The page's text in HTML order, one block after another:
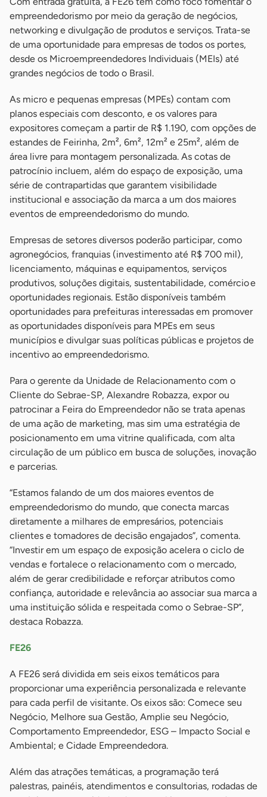
empreendedorismo por meio da geração de negócios,
networking e divulgação de produtos e serviços. Trata-se
de uma oportunidade para empresas de todos os portes,
desde os Microempreendedores Individuais (MEIs) até
grandes negócios de todo o Brasil.
As micro e pequenas empresas (MPEs) contam com
planos especiais com desconto, e os valores para
expositores começam a partir de R$ 1.190, com opções de
estandes de Feirinha, 2m², 6m², 12m² e 25m², além de
área livre para montagem personalizada. As cotas de
patrocínio incluem, além do espaço de exposição, uma
série de contrapartidas que garantem visibilidade
institucional e associação da marca a um dos maiores
eventos de empreendedorismo do mundo.
Empresas de setores diversos poderão participar, como
agronegócios, franquias (investimento até R$ 700 mil),
licenciamento, máquinas e equipamentos, serviços
produtivos, soluções digitais, sustentabilidade, comércio e
oportunidades regionais. Estão disponíveis também
oportunidades para prefeituras interessadas em promover
as oportunidades disponíveis para MPEs em seus
municípios e divulgar suas políticas públicas e projetos de
incentivo ao empreendedorismo.
Para o gerente da Unidade de Relacionamento com o
Cliente do Sebrae-SP, Alexandre Robazza, expor ou
patrocinar a Feira do Empreendedor não se trata apenas
de uma ação de marketing, mas sim uma estratégia de
posicionamento em uma vitrine qualificada, com alta
circulação de um público em busca de soluções, inovação
e parcerias.
“Estamos falando de um dos maiores eventos de
empreendedorismo do mundo, que conecta marcas
diretamente a milhares de empresários, potenciais
clientes e tomadores de decisão engajados”, comenta.
“Investir em um espaço de exposição acelera o ciclo de
vendas e fortalece o relacionamento com o mercado,
além de gerar credibilidade e reforçar atributos como
confiança, autoridade e relevância ao associar sua marca a
uma instituição sólida e respeitada como o Sebrae-SP”,
destaca Robazza.
FE26
A FE26 será dividida em seis eixos temáticos para
proporcionar uma experiência personalizada e relevante
para cada perfil de visitante. Os eixos são: Comece seu
Negócio, Melhore sua Gestão, Amplie seu Negócio,
Comportamento Empreendedor, ESG – Impacto Social e
Ambiental; e Cidade Empreendedora.
Além das atrações temáticas, a programação terá
palestras, painéis, atendimentos e consultorias, rodadas de